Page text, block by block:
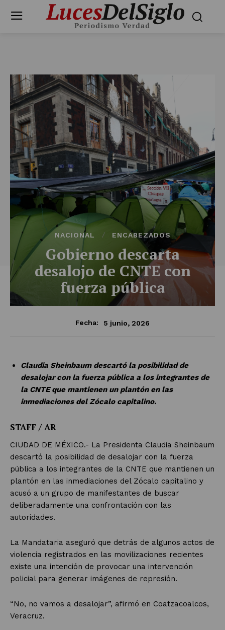
NACIONAL ENCABEZADOS
Gobierno descarta
desalojo de CNTE con
fuerza pública
Fecha: 5 junio, 2026
Claudia Sheinbaum descartó la posibilidad de
desalojar con la fuerza pública a los integrantes de
la CNTE que mantienen un plantón en las
inmediaciones del Zócalo capitalino.
STAFF / AR
CIUDAD DE MÉXICO.- La Presidenta Claudia Sheinbaum
descartó la posibilidad de desalojar con la fuerza
pública a los integrantes de la CNTE que mantienen un
plantón en las inmediaciones del Zócalo capitalino y
acusó a un grupo de manifestantes de buscar
deliberadamente una confrontación con las
autoridades.
La Mandataria aseguró que detrás de algunos actos de
violencia registrados en las movilizaciones recientes
existe una intención de provocar una intervención
policial para generar imágenes de represión.
“No, no vamos a desalojar”, afirmó en Coatzacoalcos,
Veracruz.